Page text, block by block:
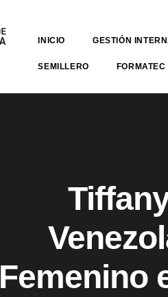
INICIO GESTIÓN
SEMILLERO FORMATEC
Femenino